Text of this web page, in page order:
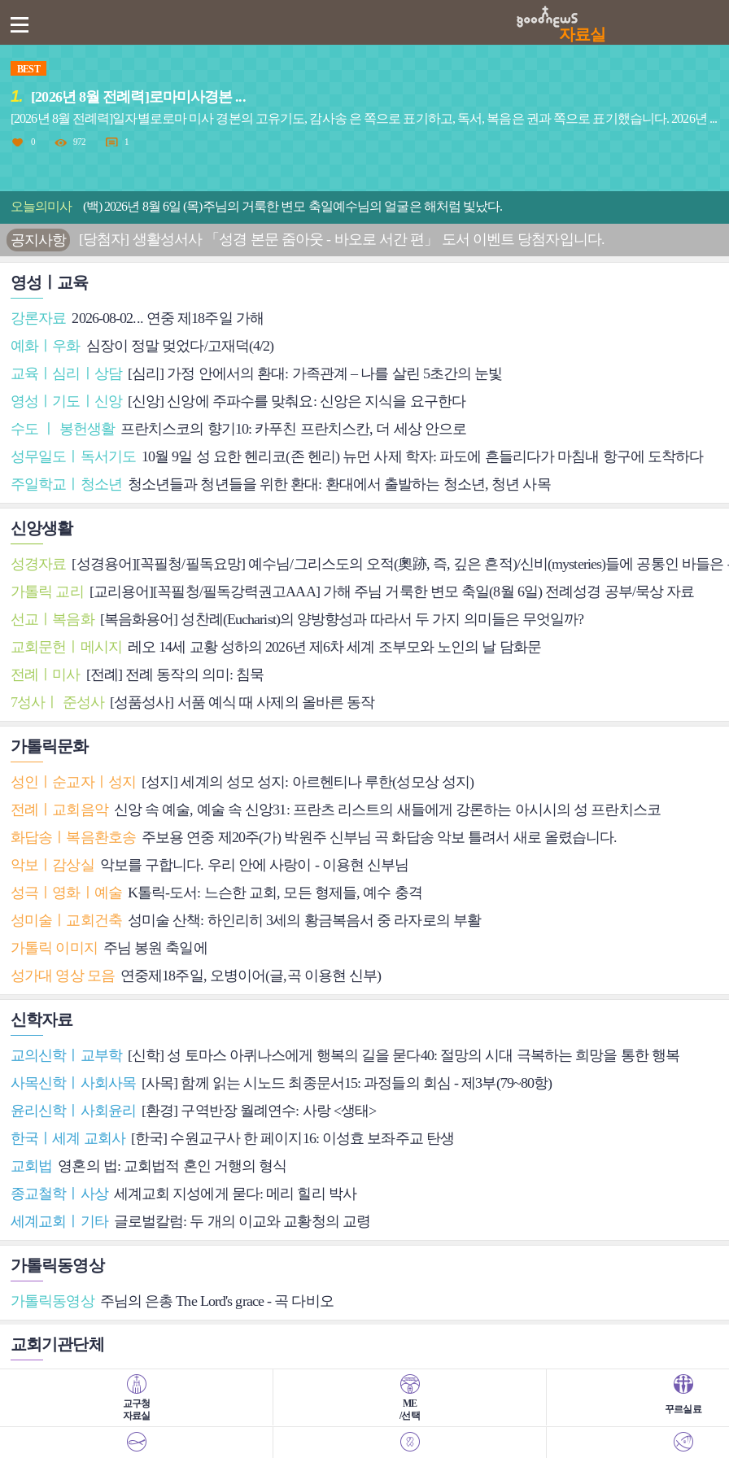
자료실
BEST
1. [2026년 8월 전례력]로마미사경본 ...
[2026년 8월 전례력]일자별로로마 미사 경본의 고유기도, 감사송 은 쪽으로 표기하고, 독서, 복음은 권과 쪽으로 표기했습니다. 2026년 ...
0 972 1
오늘의미사 (백) 2026년 8월 6일 (목)주님의 거룩한 변모 축일예수님의 얼굴은 해처럼 빛났다.
공지사항 [당첨자] 생활성서사 「성경 본문 줌아웃 - 바오로 서간 편」 도서 이벤트 당첨자입니다.
영성ㅣ교육
강론자료 2026-08-02... 연중 제18주일 가해
예화ㅣ우화 심장이 정말 멎었다/고재덕(4/2)
교육ㅣ심리ㅣ상담 [심리] 가정 안에서의 환대: 가족관계 – 나를 살린 5초간의 눈빛
영성ㅣ기도ㅣ신앙 [신앙] 신앙에 주파수를 맞춰요: 신앙은 지식을 요구한다
수도 ㅣ 봉헌생활 프란치스코의 향기10: 카푸친 프란치스칸, 더 세상 안으로
성무일도ㅣ독서기도 10월 9일 성 요한 헨리코(존 헨리) 뉴먼 사제 학자: 파도에 흔들리다가 마침내 항구에 도착하다
주일학교ㅣ청소년 청소년들과 청년들을 위한 환대: 환대에서 출발하는 청소년, 청년 사목
신앙생활
성경자료 [성경용어][꼭필청/필독요망] 예수님/그리스도의 오적(奧跡, 즉, 깊은 흔적)/신비(mysteries)들에 공통인 바들은
가톨릭 교리
[교리용어][꼭필청/필독강력권고AAA] 가해 주님 거룩한 변모 축일(8월 6일) 전례성경 공부/묵상 자료
선교ㅣ복음화 [복음화용어] 성찬례(Eucharist)의 양방향성과 따라서 두 가지 의미들은 무엇일까?
교회문헌ㅣ메시지
레오 14세 교황 성하의 2026년 제6차 세계 조부모와 노인의 날 담화문
전례ㅣ미사 [전례] 전례 동작의 의미: 침묵
7성사ㅣ 준성사 [성품성사] 서품 예식 때 사제의 올바른 동작
가톨릭문화
성인ㅣ순교자ㅣ성지
[성지] 세계의 성모 성지: 아르헨티나 루한(성모상 성지)
전례ㅣ교회음악 신앙 속 예술, 예술 속 신앙31: 프란츠 리스트의 새들에게 강론하는 아시시의 성 프란치스코
화답송ㅣ복음환호송 주보용 연중 제20주(가) 박원주 신부님 곡 화답송 악보 틀려서 새로 올렸습니다.
악보ㅣ감상실 악보를 구합니다. 우리 안에 사랑이 - 이용현 신부님
성극ㅣ영화ㅣ예술 K톨릭-도서: 느슨한 교회, 모든 형제들, 예수 충격
성미술ㅣ교회건축 성미술 산책: 하인리히 3세의 황금복음서 중 라자로의 부활
가톨릭 이미지
주님 봉원 축일에
성가대 영상 모음 연중제18주일, 오병이어(글,곡 이용현 신부)
신학자료
교의신학ㅣ교부학 [신학] 성 토마스 아퀴나스에게 행복의 길을 묻다40: 절망의 시대 극복하는 희망을 통한 행복
사목신학ㅣ사회사목 [사목] 함께 읽는 시노드 최종문서15: 과정들의 회심 - 제3부(79~80항)
윤리신학ㅣ사회윤리
[환경] 구역반장 월례연수: 사랑 <생태>
한국ㅣ세계 교회사 [한국] 수원교구사 한 페이지16: 이성효 보좌주교 탄생
교회법 영혼의 법: 교회법적 혼인 거행의 형식
종교철학ㅣ사상 세계교회 지성에게 묻다: 메리 힐리 박사
세계교회ㅣ기타 글로벌칼럼: 두 개의 이교와 교황청의 교령
가톨릭동영상
가톨릭동영상 주님의 은총 The Lord's grace - 곡 다비오
교회기관단체
교구청
자료실
ME
/선택
꾸르실료